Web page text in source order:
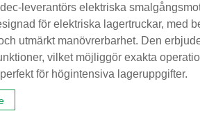
leverantörs elektriska
för elektriska lagertruckar, med
utmärkt manövrerbarhet. Den
vilket möjliggör exakta
för högintensiva lageruppgifter.